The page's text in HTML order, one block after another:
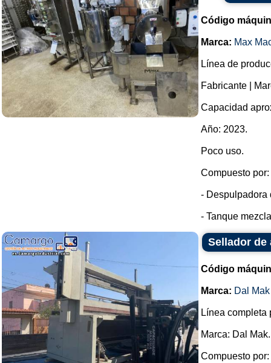
Código
Marca: Max
Línea de
Fabricante |
Capacidad
Año: 2023.
Poco uso.
Compuesto por:
- Despulpadora
- Tanque
Sellador de
Código
Marca: Dal Mak
Línea completa
Marca: Dal Mak.
Compuesto por: